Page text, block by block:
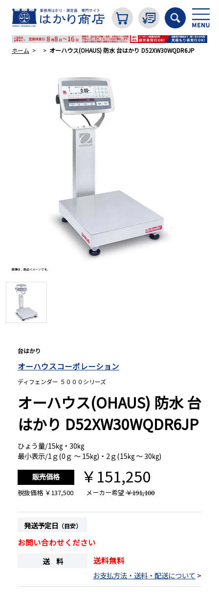
カテゴリから探す
濃度・環境測定
色々な計測器
レベル・勾配測定
オプション
ホーム オーハウス(OHAUS) 防水 台はかり D52XW30WQDR6JP
画像は、商品イメージです。
台はかり
オーハウスコーポレーション
ディフェンダー ５０００シリーズ
オーハウス(OHAUS) 防水 台
はかり D52XW30WQDR6JP
ひょう量/15㎏・30㎏
最小表示/1ｇ(0ｇ ～ 15㎏)・2ｇ(15㎏ ～ 30㎏)
販売価格 ￥151,250
税抜価格 ￥137,500 メーカー希望￥191,100
発送予定日 （目安）
お問い合わせください
送 料 送料無料
お支払方法・送料・配送について >